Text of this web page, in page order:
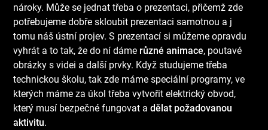
nároky. Může se jednat třeba o prezentaci, přičemž zde
potřebujeme dobře skloubit prezentaci samotnou a j
tomu náš ústní projev. S prezentací si můžeme opravdu
vyhrát a to tak, že do ní dáme různé animace, poutavé
obrázky s videi a další prvky. Když studujeme třeba
technickou školu, tak zde máme speciální programy, ve
kterých máme za úkol třeba vytvořit elektrický obvod,
který musí bezpečné fungovat adělat požadovanou
aktivitu.